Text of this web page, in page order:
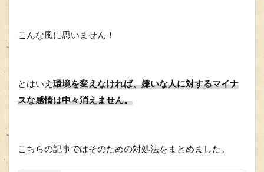
こんな風に思いません！
とはいえ 環境を変えなければ、嫌いな人に対するマイナ
スな感情は中々消えません。
こちらの記事ではそのための対処法をまとめました。